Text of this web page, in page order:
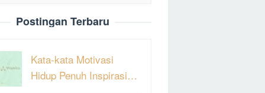
Postingan Terbaru
Kata-kata Motivasi
Hidup Penuh Inspirasi…